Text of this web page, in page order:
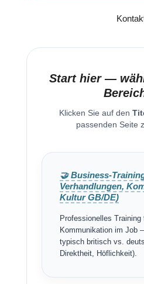
Start hier —
Klicken Sie auf den
passenden Seite
🤝 Business-
Verhandlungen,
Kultur GB/DE)
Professionelles Training
Kommunikation im Job
typisch britisch vs.
Direktheit, Höflichkeit).